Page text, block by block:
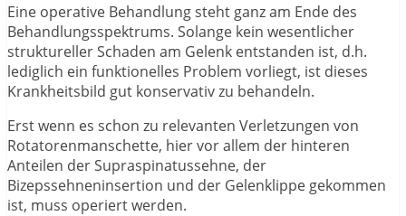
Eine operative Behandlung steht ganz am Ende des
Behandlungsspektrums. Solange kein wesentlicher
struktureller Schaden am Gelenk entstanden ist, d.h.
lediglich ein funktionelles Problem vorliegt, ist dieses
Krankheitsbild gut konservativ zu behandeln.
Erst wenn es schon zu relevanten Verletzungen von
Rotatorenmanschette, hier vor allem der hinteren
Anteilen der Supraspinatussehne, der
Bizepssehneninsertion und der Gelenklippe gekommen
ist, muss operiert werden.